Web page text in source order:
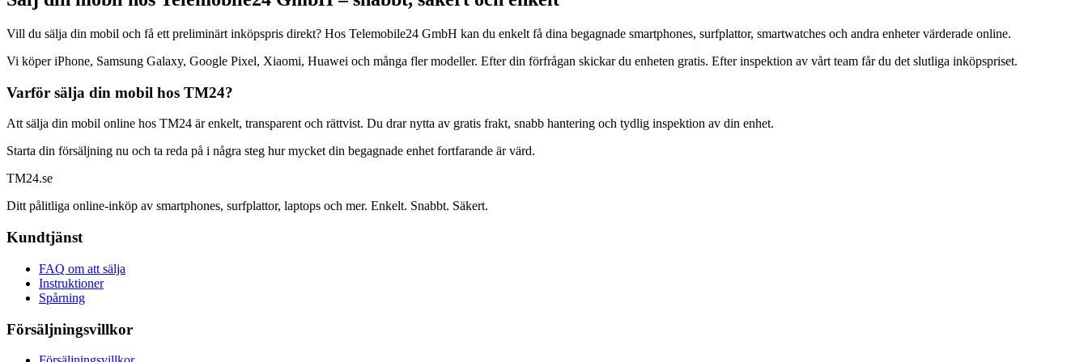
Vill du sälja din mobil och få ett preliminärt inköpspris direkt? Hos Telemobile24 GmbH kan du enkelt få dina begagnade smartphones, surfplattor, smartwatches och andra enheter värderade online.
Vi köper iPhone, Samsung Galaxy, Google Pixel, Xiaomi, Huawei och många fler modeller. Efter din förfrågan skickar du enheten gratis. Efter inspektion av vårt team får du det slutliga inköpspriset.
Varför sälja din mobil hos TM24?
Att sälja din mobil online hos TM24 är enkelt, transparent och rättvist. Du drar nytta av gratis frakt, snabb hantering och tydlig inspektion av din enhet.
Starta din försäljning nu och ta reda på i några steg hur mycket din begagnade enhet fortfarande är värd.
TM24.se
Ditt pålitliga online-inköp av smartphones, surfplattor, laptops och mer. Enkelt. Snabbt. Säkert.
Kundtjänst
FAQ om att sälja
Instruktioner
Spårning
Försäljningsvillkor